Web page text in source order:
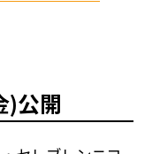
)公開